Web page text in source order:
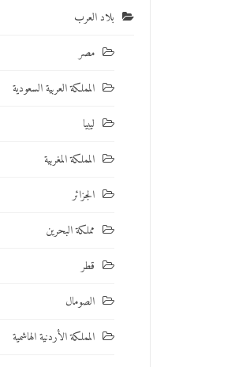
بلاد العرب
مصر
المملكة العربية السعودية
ليبيا
المملكة المغربية
الجزائر
مملكة البحرين
قطر
الصومال
المملكة الأردنية الهاشمية